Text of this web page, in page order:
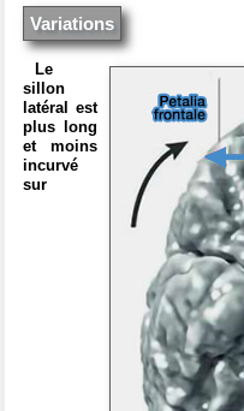
Variations
Le
sillon
latéral est
plus long
et moins
incurvé
sur